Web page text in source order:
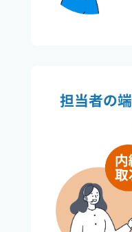
担当者の